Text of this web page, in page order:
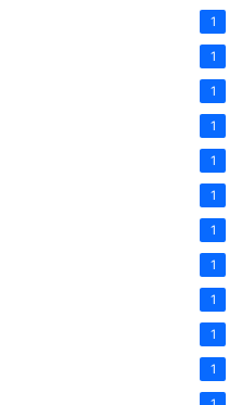
1
1
1
1
1
1
1
1
1
1
1